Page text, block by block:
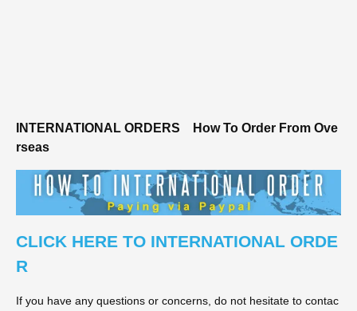
INTERNATIONAL ORDERS
How To Order From Ove
rseas
CLICK HERE TO INTERNATIONAL ORDE
R
If you have any questions or concerns, do not hesitate to contac